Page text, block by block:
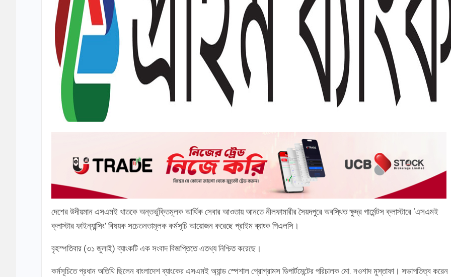
দেশের উদীয়মান এসএমই খাতকে অন্তর্ভুক্তিমূলক আর্থিক সেবার আওতায় আনতে নীলফামারীর সৈয়দপুরে অবস্থিত ক্ষুদ্র গার্মেন্টস ক্লাস্টারে ‘এসএমই
ক্লাস্টার ফাইন্যান্সিং’ বিষয়ক সচেতনতামূলক কর্মসূচি আয়োজন করেছে প্রাইম ব্যাংক পিএলসি।
বৃহস্পতিবার (৩১ জুলাই) ব্যাংকটি এক সংবাদ বিজ্ঞপ্তিতে এতথ্য নিশ্চিত করেছে।
কর্মসূচিতে প্রধান অতিথি ছিলেন বাংলাদেশ ব্যাংকের এসএমই অ্যান্ড স্পেশাল প্রোগ্রামস ডিপার্টমেন্টের পরিচালক মো. নওশাদ মুস্তাফা। সভাপতিত্ব করেন